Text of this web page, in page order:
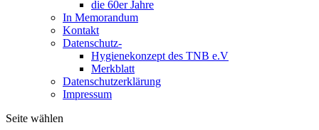
die 60er Jahre
In Memorandum
Kontakt
Datenschutz-
Hygienekonzept des TNB e.V
Merkblatt
Datenschutzerklärung
Impressum
Seite wählen